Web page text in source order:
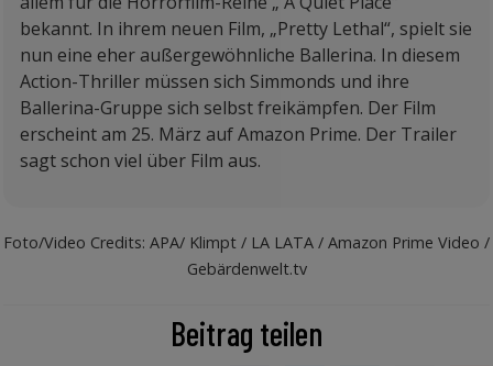
bekannt. In ihrem neuen Film, „Pretty Lethal“, spielt sie
nun eine eher außergewöhnliche Ballerina. In diesem
Action-Thriller müssen sich Simmonds und ihre
Ballerina-Gruppe sich selbst freikämpfen. Der Film
erscheint am 25. März auf Amazon Prime. Der Trailer
sagt schon viel über Film aus.
Foto/Video Credits: APA/ Klimpt / LA LATA / Amazon Prime Video /
Gebärdenwelt.tv
Beitrag teilen